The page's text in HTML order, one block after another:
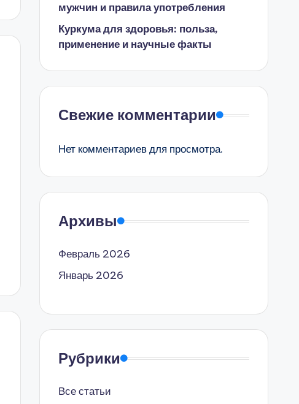
мужчин и правила употребления
Куркума для здоровья: польза,
применение и научные факты
Свежие комментарии
Нет комментариев для просмотра.
Архивы
Февраль 2026
Январь 2026
Рубрики
Все статьи